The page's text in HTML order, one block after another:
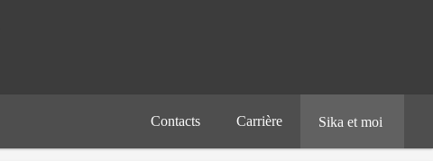
Contacts Carrière Sika et moi